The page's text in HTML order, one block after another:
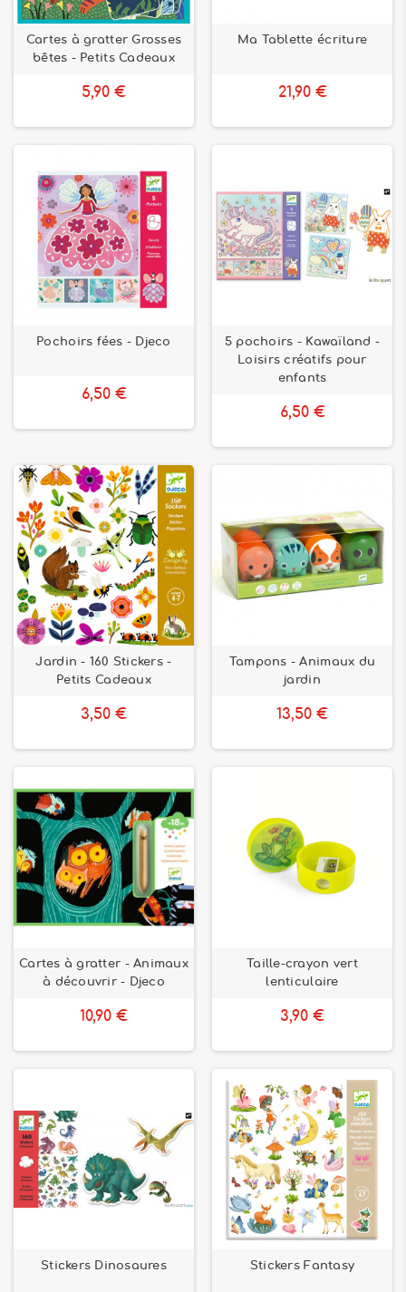
Cartes à gratter Grosses
bêtes - Petits Cadeaux
5,90 €
Ma Tablette écriture
21,90 €
Pochoirs fées - Djeco
6,50 €
5 pochoirs - Kawaïland -
Loisirs créatifs pour
enfants
6,50 €
Jardin - 160 Stickers -
Petits Cadeaux
3,50 €
Tampons - Animaux du
jardin
13,50 €
Cartes à gratter - Animaux
à découvrir - Djeco
10,90 €
Taille-crayon vert
lenticulaire
3,90 €
Stickers Dinosaures Stickers Fantasy